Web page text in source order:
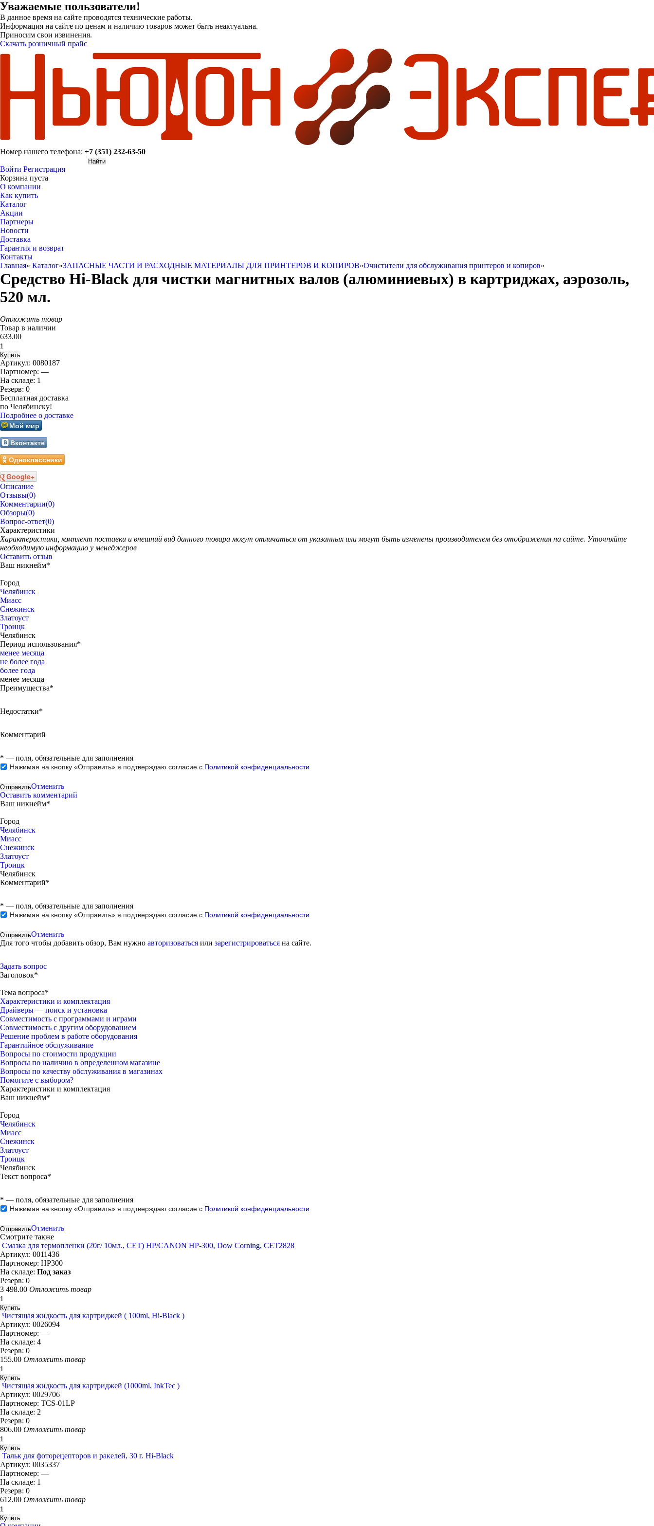
Уважаемые пользователи!
В данное время на сайте проводятся технические работы.
Информация на сайте по ценам и наличию товаров может быть неактуальна.
Приносим свои извинения.
Скачать розничный прайс
Номер нашего телефона: +7 (351) 232-63-50
Войти Регистрация
Корзина пуста
О компании
Как купить
Каталог
Акции
Партнеры
Новости
Доставка
Гарантия и возврат
Контакты
Главная» Каталог»ЗАПАСНЫЕ ЧАСТИ И РАСХОДНЫЕ МАТЕРИАЛЫ ДЛЯ ПРИНТЕРОВ И КОПИРОВ»Очистители для обслуживания принтеров и копиров»
Средство Hi-Black для чистки магнитных валов (алюминиевых) в картриджах, аэрозоль,
520 мл.
Отложить товар
Товар в наличии
633.00
Артикул: 0080187
Партномер: —
На складе: 1
Резерв: 0
Бесплатная доставка
по Челябинску!
Подробнее о доставке
Мой мир
Вконтакте
Одноклассники
Google+
Описание
Отзывы(0)
Комментарии(0)
Обзоры(0)
Вопрос-ответ(0)
Характеристики
Характеристики, комплект поставки и внешний вид данного товара могут отличаться от указанных или могут быть изменены производителем без отображения на сайте. Уточняйте
необходимую информацию у менеджеров
Оставить отзыв
Ваш никнейм*
Город
Челябинск
Миасс
Снежинск
Златоуст
Троицк
Челябинск
Период использования*
менее месяца
не более года
более года
менее месяца
Преимущества*
Недостатки*
Комментарий
* — поля, обязательные для заполнения
Нажимая на кнопку «Отправить» я подтверждаю согласие с Политикой конфиденциальности
Отменить
Оставить комментарий
Ваш никнейм*
Город
Челябинск
Миасс
Снежинск
Златоуст
Троицк
Челябинск
Комментарий*
* — поля, обязательные для заполнения
Нажимая на кнопку «Отправить» я подтверждаю согласие с Политикой конфиденциальности
Отменить
Для того чтобы добавить обзор, Вам нужно авторизоваться или зарегистрироваться на сайте.
Задать вопрос
Заголовок*
Тема вопроса*
Характеристики и комплектация
Драйверы — поиск и установка
Совместимость с программами и играми
Совместимость с другим оборудованием
Решение проблем в работе оборудования
Гарантийное обслуживание
Вопросы по стоимости продукции
Вопросы по наличию в определенном магазине
Вопросы по качеству обслуживания в магазинах
Помогите с выбором?
Характеристики и комплектация
Ваш никнейм*
Город
Челябинск
Миасс
Снежинск
Златоуст
Троицк
Челябинск
Текст вопроса*
* — поля, обязательные для заполнения
Нажимая на кнопку «Отправить» я подтверждаю согласие с Политикой конфиденциальности
Отменить
Смотрите также
Смазка для термопленки (20г/ 10мл., CET) HP/CANON HP-300, Dow Corning, CET2828
Артикул: 0011436
Партномер: HP300
На складе: Под заказ
Резерв: 0
3 498.00 Отложить товар
Чистящая жидкость для картриджей ( 100ml, Hi-Black )
Артикул: 0026094
Партномер: —
На складе: 4
Резерв: 0
155.00 Отложить товар
Чистящая жидкость для картриджей (1000ml, InkTec )
Артикул: 0029706
Партномер: TCS-01LP
На складе: 2
Резерв: 0
806.00 Отложить товар
Тальк для фоторецепторов и ракелей, 30 г. Hi-Black
Артикул: 0035337
Партномер: —
На складе: 1
Резерв: 0
612.00 Отложить товар